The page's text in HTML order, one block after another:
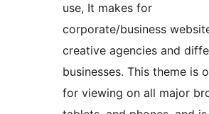
use, It makes for
corporate/business
creative agencies and
businesses. This theme is
for viewing on all major